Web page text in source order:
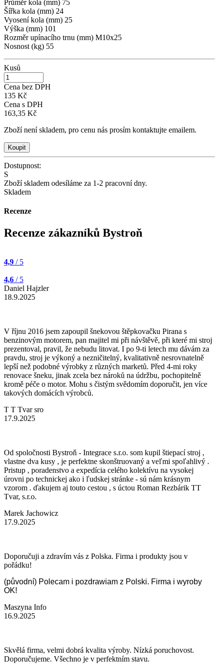
Průměr kola (mm) 75
Šířka kola (mm) 24
Vyosení kola (mm) 25
Výška (mm) 101
Rozměr upínacího trnu (mm) M10x25
Nosnost (kg) 55
Kusů
Cena bez DPH
135 Kč
Cena s DPH
163,35 Kč
Zboží není skladem, pro cenu nás prosím kontaktujte emailem.
Dostupnost:
S
Zboží skladem odesíláme za 1-2 pracovní dny.
Skladem
Recenze
Recenze zákazníků Bystroň
4,9 / 5
4,6 / 5
Daniel Hajzler
18.9.2025
V říjnu 2016 jsem zapoupil šnekovou štěpkovačku Pirana s
benzinovým motorem, pan majitel mi při návštěvě, při které mi stroj
prezentoval, pravil, že nebudu litovat. I po 9-ti letech mu dávám za
pravdu, stroj je výkoný a nezničitelný, kvalitativně nesrovnatelně
lepší než podobné výrobky z různých marketů. Před 4-mi roky
renovace šneku, jinak zcela bez nároků na údržbu, pochopitelně
kromě péče o motor. Mohu s čistým svědomím doporučit, jen více
takových domácích výrobců.
T T Tvar sro
17.9.2025
Od spoločnosti Bystroň - Integrace s.r.o. som kupil štiepací stroj ,
vlastne dva kusy , je perfektne skonštruovaný a veľmi spoľahlivý .
Pristup , poradenstvo a expedícia celého kolektívu na vysokej
úrovni po technickej ako i ľudskej stránke - sú nám krásnym
vzorom . ďakujem aj touto cestou , s úctou Roman Rezbárik TT
Tvar, s.r.o.
Marek Jachowicz
17.9.2025
Doporučuji a zdravím vás z Polska. Firma i produkty jsou v
pořádku!
(původní) Polecam i pozdrawiam z Polski. Firma i wyroby
OK!
Maszyna Info
16.9.2025
Skvělá firma, velmi dobrá kvalita výroby. Nízká poruchovost.
Doporučujeme. Všechno je v perfektním stavu.